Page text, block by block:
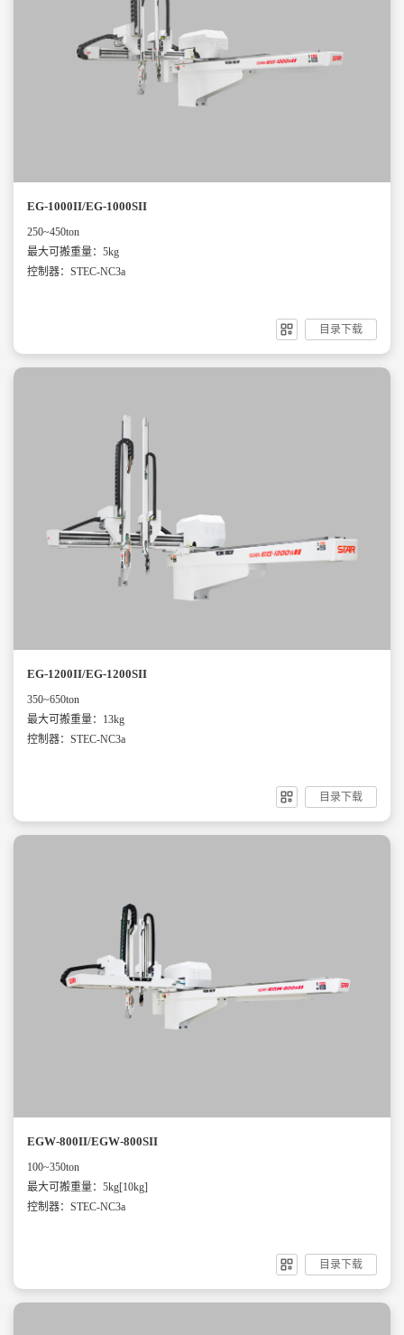
EG-1000II/EG-1000SII
250~450ton
最大可搬重量：5kg
控制器：STEC-NC3a
目录下载
EG-1200II/EG-1200SII
350~650ton
最大可搬重量：13kg
控制器：STEC-NC3a
目录下载
EGW-800II/EGW-800SII
100~350ton
最大可搬重量：5kg[10kg]
控制器：STEC-NC3a
目录下载